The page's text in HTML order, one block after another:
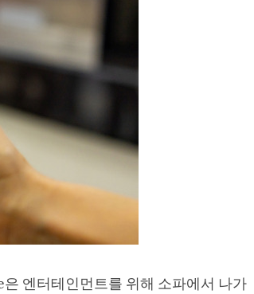
엔터테인먼트를 위해 소파에서 나가